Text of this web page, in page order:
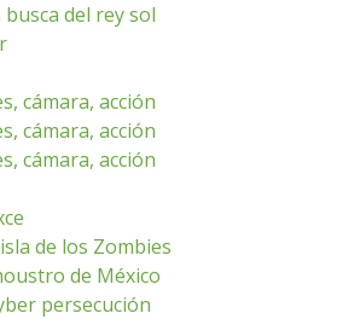
del rey sol
cámara, acción
cámara, acción
cámara, acción
de los Zombies
de México
persecución